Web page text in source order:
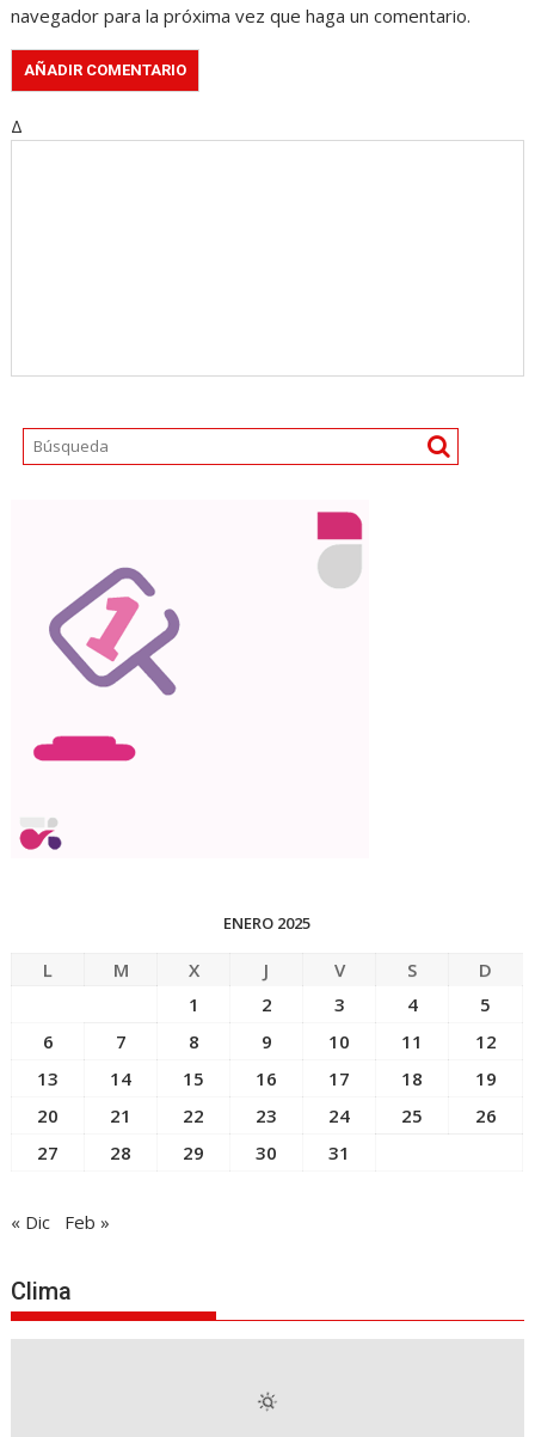
navegador para la próxima vez que haga un comentario.
Δ
ENERO 2025
L M X J V S
D
1
2 3 4
5
6
7 8 9 10 11
12
13
14 15 16 17 18
19
20
21 22 23 24 25
26
27
28 29 30 31
« Dic Feb »
Clima